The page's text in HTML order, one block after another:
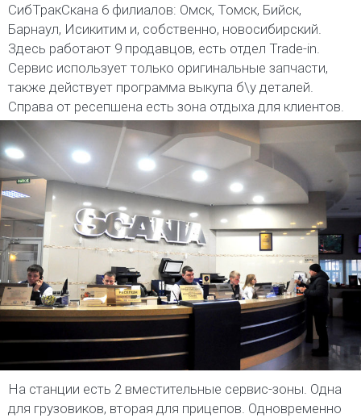
СибТракСкана 6 филиалов: Омск, Томск, Бийск,
Барнаул, Исикитим и, собственно, новосибирский.
Здесь работают 9 продавцов, есть отдел Trade-in.
Сервис использует только оригинальные запчасти,
также действует программа выкупа б\у деталей.
Справа от ресепшена есть зона отдыха для клиентов.
На станции есть 2 вместительные сервис-зоны. Одна
для грузовиков, вторая для прицепов. Одновременно